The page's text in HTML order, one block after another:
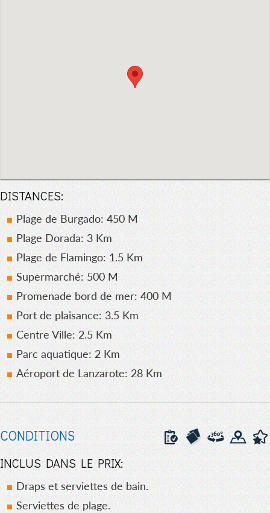
DISTANCES:
Plage de Burgado: 450 M
Plage Dorada: 3 Km
Plage de Flamingo: 1.5 Km
Supermarché: 500 M
Promenade bord de mer: 400 M
Port de plaisance: 3.5 Km
Centre Ville: 2.5 Km
Parc aquatique: 2 Km
Aéroport de Lanzarote: 28 Km
CONDITIONS
INCLUS DANS LE PRIX:
Draps et serviettes de bain.
Serviettes de plage.